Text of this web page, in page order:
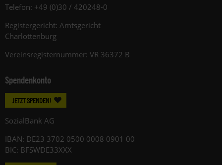
Telefon: +49 (0)30 / 420248-0
Registergericht: Amtsgericht
Charlottenburg
Vereinsregisternummer: VR 36372 B
Spendenkonto
JETZT SPENDEN!
SozialBank AG
IBAN: DE23 3702 0500 0008 0901 00
BIC: BFSWDE33XXX